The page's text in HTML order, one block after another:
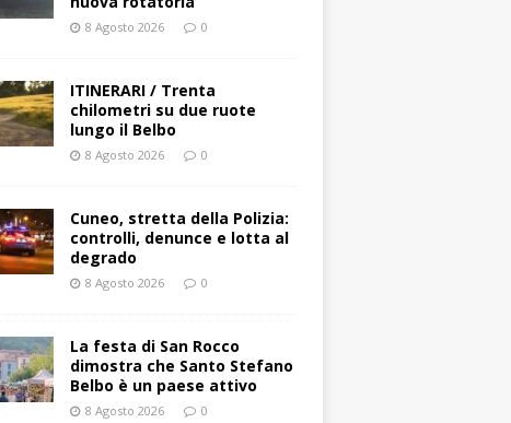
8 Agosto 2026 0
ITINERARI / Trenta
chilometri su due ruote
lungo il Belbo
8 Agosto 2026 0
Cuneo, stretta della Polizia:
controlli, denunce e lotta al
degrado
8 Agosto 2026 0
La festa di San Rocco
dimostra che Santo Stefano
Belbo è un paese attivo
8 Agosto 2026 0